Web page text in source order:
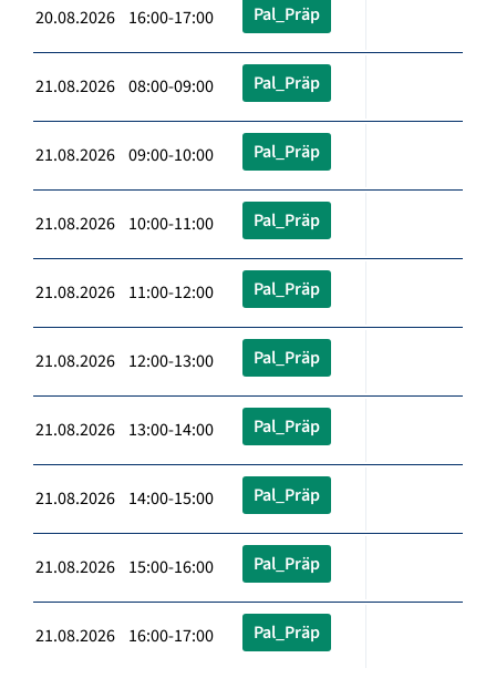
20.08.2026 16:00-17:00 Pal_Präp
21.08.2026 08:00-09:00 Pal_Präp
21.08.2026 09:00-10:00 Pal_Präp
21.08.2026 10:00-11:00 Pal_Präp
21.08.2026 11:00-12:00 Pal_Präp
21.08.2026 12:00-13:00 Pal_Präp
21.08.2026 13:00-14:00 Pal_Präp
21.08.2026 14:00-15:00 Pal_Präp
21.08.2026 15:00-16:00 Pal_Präp
21.08.2026 16:00-17:00 Pal_Präp